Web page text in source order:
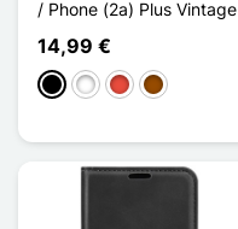
/ Phone (2a) Plus Vintage
14,99 €
Schwarz
WeißRot Braun